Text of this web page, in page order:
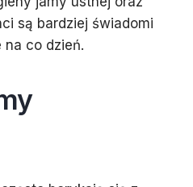
są bardziej świadomi
co dzień.